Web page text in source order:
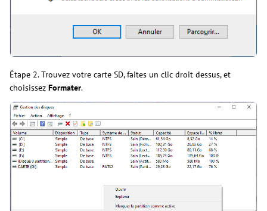
Étape 2. Trouvez votre carte SD, faites un clic droit dessus, et
choisissez Formater.